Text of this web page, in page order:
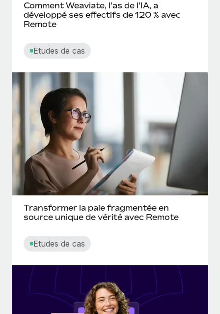
Comment Weaviate, l'as de l'IA, a
développé ses effectifs de 120 % avec
Remote
Etudes de cas
Transformer la paie fragmentée en
source unique de vérité avec Remote
Etudes de cas